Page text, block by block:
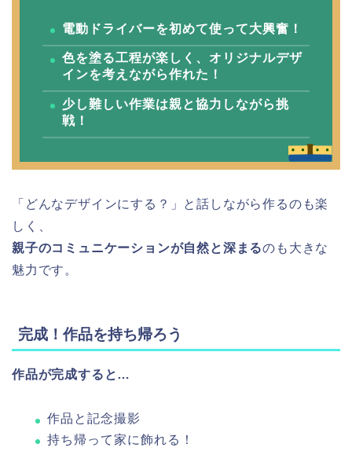
電動ドライバーを初めて使って大興奮！
色を塗る工程が楽しく、オリジナルデザ
インを考えながら作れた！
少し難しい作業は親と協力しながら挑
戦！
「どんなデザインにする？」と話しながら作るのも楽
しく、
親子のコミュニケーションが自然と深まるのも大きな
魅力です。
完成！作品を持ち帰ろう
作品が完成すると…
作品と記念撮影
持ち帰って家に飾れる！